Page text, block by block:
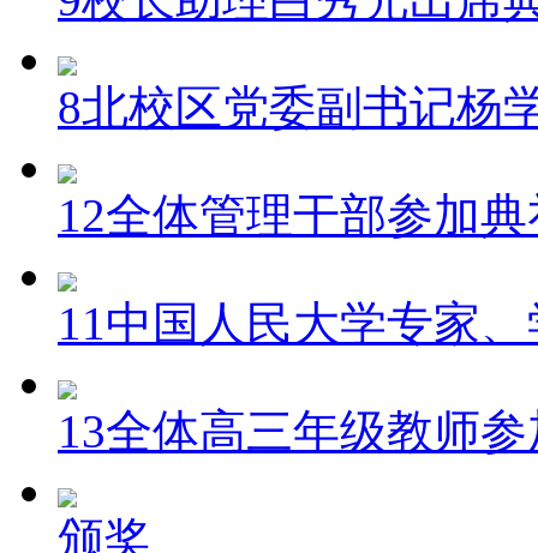
8北校区党委副书记杨
12全体管理干部参加
11中国人民大学专家
13全体高三年级教师
颁奖